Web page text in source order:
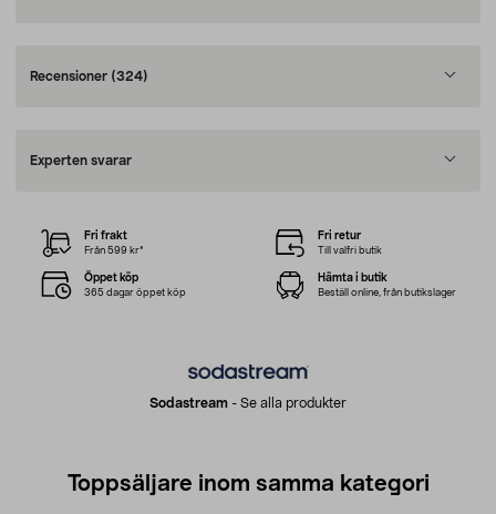
Recensioner (324)
Experten svarar
Sodastream - Se alla produkter
Fri frakt
Från 599 kr*
Fri retur
Till valfri butik
Öppet köp
365 dagar öppet köp
Hämta i butik
Beställ online, från butikslager
Toppsäljare inom samma kategori